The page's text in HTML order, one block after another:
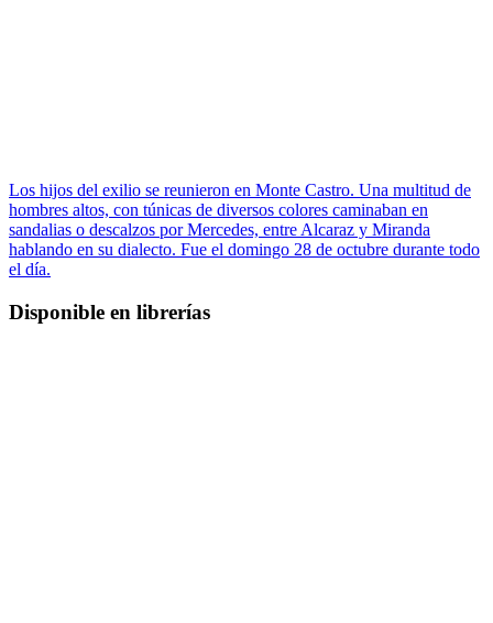
Los hijos del exilio se reunieron en Monte Castro. Una multitud de
hombres altos, con túnicas de diversos colores caminaban en
sandalias o descalzos por Mercedes, entre Alcaraz y Miranda
hablando en su dialecto. Fue el domingo 28 de octubre durante todo
el día.
Disponible en librerías